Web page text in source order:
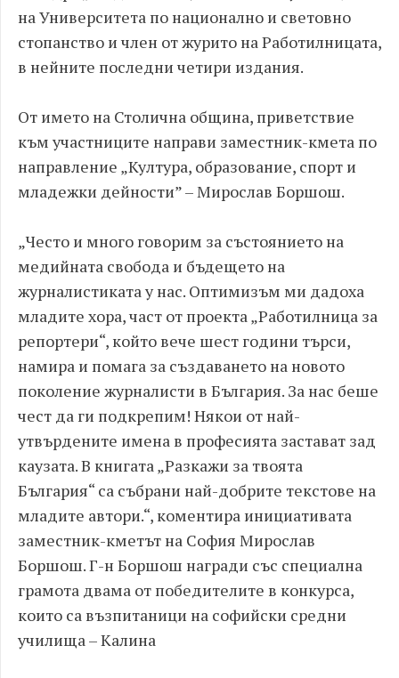
на Университета по национално и световно
стопанство и член от журито на Работилницата,
в нейните последни четири издания.
От името на Столична община, приветствие
към участниците направи заместник-кмета по
направление „Култура, образование, спорт и
младежки дейности” – Мирослав Боршош.
„Често и много говорим за състоянието на
медийната свобода и бъдещето на
журналистиката у нас. Оптимизъм ми дадоха
младите хора, част от проекта „Работилница за
репортери“, който вече шест години търси,
намира и помага за създаването на новото
поколение журналисти в България. За нас беше
чест да ги подкрепим! Някои от най-
утвърдените имена в професията застават зад
каузата. В книгата „Разкажи за твоята
България“ са събрани най-добрите текстове на
младите автори.“, коментира инициативата
заместник-кметът на София Мирослав
Боршош. Г-н Боршош награди със специална
грамота двама от победителите в конкурса,
които са възпитаници на софийски средни
училища – Калина